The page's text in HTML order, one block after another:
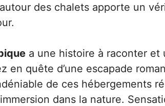
autour des chalets apporte un
a une histoire à raconter et
en quête d’une escapade
de ces hébergements
dans la nature.